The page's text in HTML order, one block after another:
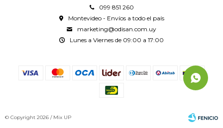
099 851 260
Montevideo - Envíos a todo el país
marketing@odisan.com.uy
Lunes a Viernes de 09:00 a 17:00
© Copyright 2026 / Mix UP